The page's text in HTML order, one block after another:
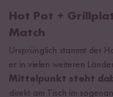
Hot Pot +
Match
Ursprünglich stammt der
er in vielen weiteren
Mittelpunkt steht
direkt am Tisch im